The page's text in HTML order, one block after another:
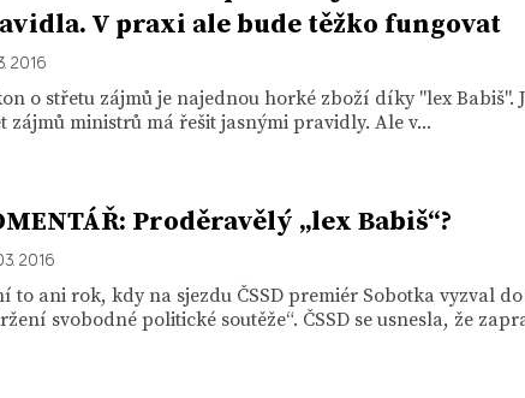
V praxi ale bude těžko fungovat
2016
o střetu zájmů je najednou horké zboží díky "lex Babiš".
zájmů ministrů má řešit jasnými pravidly. Ale v...
Proděravělý „lex Babiš“?
2016
to ani rok, kdy na sjezdu ČSSD premiér Sobotka vyzval
svobodné politické soutěže“. ČSSD se usnesla, že